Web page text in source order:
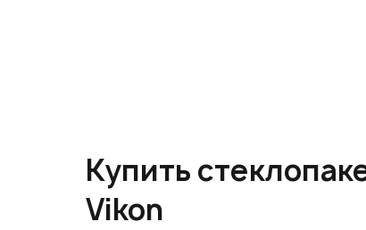
Купить
Vikon